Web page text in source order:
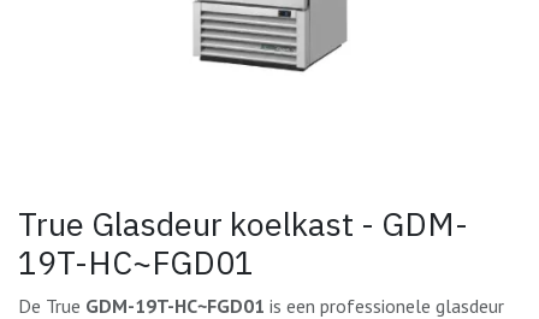
True Glasdeur koelkast - GDM-
19T-HC~FGD01
De True GDM-19T-HC~FGD01 is een professionele glasdeur